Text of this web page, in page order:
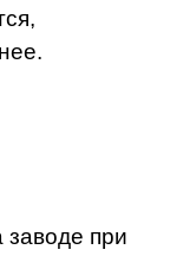
заводе при